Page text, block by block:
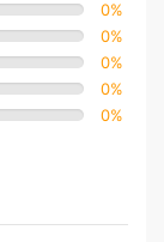
0%
0%
0%
0%
0%